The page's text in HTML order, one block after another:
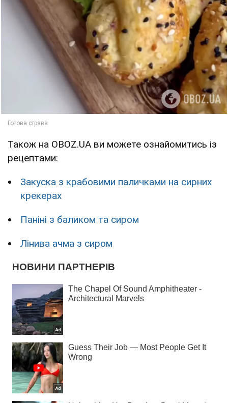
Також на OBOZ.UA ви можете ознайомитись із
рецептами:
Закуска з крабовими паличками на сирних
крекерах
Паніні з баликом та сиром
Лінива ачма з сиром